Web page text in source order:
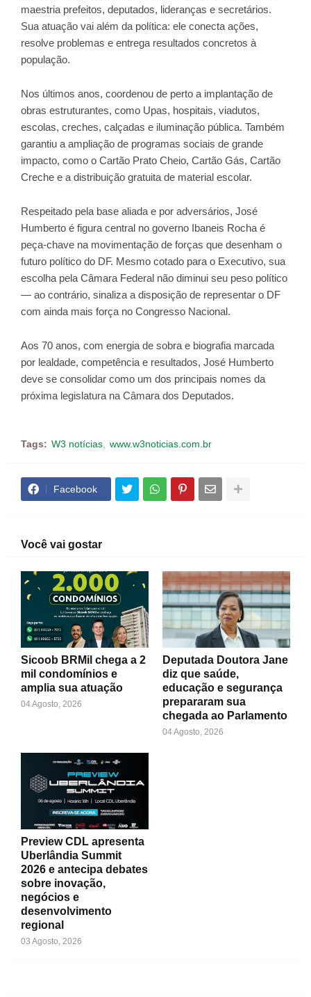
maestria prefeitos, deputados, lideranças e secretários.
Sua atuação vai além da política: ele conecta ações,
resolve problemas e entrega resultados concretos à
população.
Nos últimos anos, coordenou de perto a implantação de
obras estruturantes, como Upas, hospitais, viadutos,
escolas, creches, calçadas e iluminação pública. Também
garantiu a ampliação de programas sociais de grande
impacto, como o Cartão Prato Cheio, Cartão Gás, Cartão
Creche e a distribuição gratuita de material escolar.
Respeitado pela base aliada e por adversários, José
Humberto é figura central no governo Ibaneis Rocha é
peça-chave na movimentação de forças que desenham o
futuro político do DF. Mesmo cotado para o Executivo, sua
escolha pela Câmara Federal não diminui seu peso político
— ao contrário, sinaliza a disposição de representar o DF
com ainda mais força no Congresso Nacional.
Aos 70 anos, com energia de sobra e biografia marcada
por lealdade, competência e resultados, José Humberto
deve se consolidar como um dos principais nomes da
próxima legislatura na Câmara dos Deputados.
Tags: W3 notícias www.w3noticias.com.br
Facebook
Você vai gostar
Sicoob BRMil chega a 2
mil condomínios e
amplia sua atuação
04 Agosto, 2026
Deputada Doutora Jane
diz que saúde,
educação e segurança
prepararam sua
chegada ao Parlamento
04 Agosto, 2026
Preview CDL apresenta
Uberlândia Summit
2026 e antecipa debates
sobre inovação,
negócios e
desenvolvimento
regional
03 Agosto, 2026